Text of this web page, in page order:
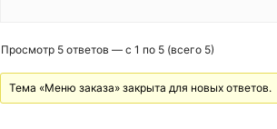
Просмотр 5 ответов — с 1 по 5 (всего 5)
Тема «Меню заказа» закрыта для новых ответов.